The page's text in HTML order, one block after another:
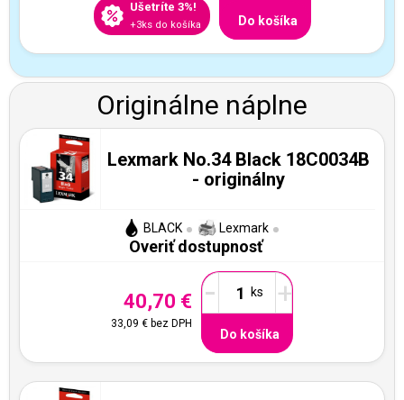
Ušetríte 3%!
+3ks do košíka Do košíka
Originálne náplne
Lexmark No.34 Black 18C0034B
- originálny
BLACK Lexmark
Overiť dostupnosť
40,70 €
33,09 € bez DPH
- +
Do košíka